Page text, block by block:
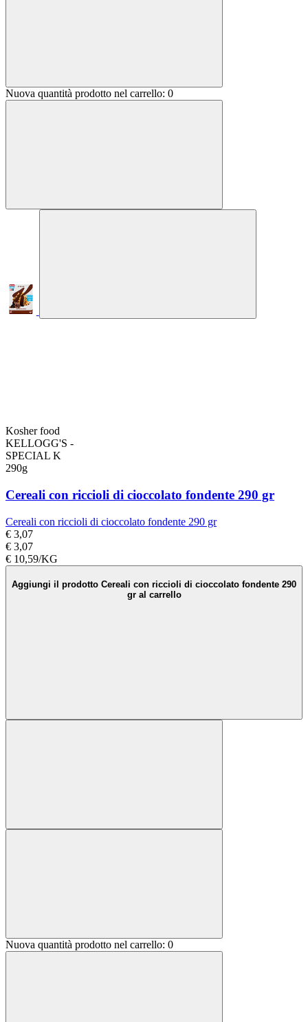
Nuova quantità prodotto nel carrello: 0
Kosher food
KELLOGG'S -
SPECIAL K
290g
Cereali con riccioli di cioccolato fondente 290 gr
Cereali con riccioli di cioccolato fondente 290 gr
€ 3,07
€ 3,07
€ 10,59/KG
Aggiungi il prodotto Cereali con riccioli di cioccolato fondente 290
gr al carrello
Nuova quantità prodotto nel carrello: 0